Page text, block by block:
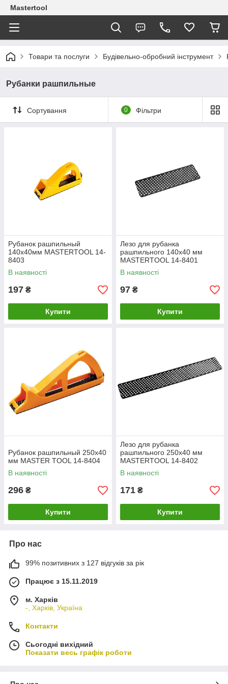
Mastertool
Товари та послуги Будівельно-обробний інструмент
Рубанки рашпильные
Сортування 0 Фільтри
Рубанок рашпильный
140х40мм MASTERTOOL 14-
8403
В наявності
197 ₴
Купити
Лезо для рубанка
рашпильного 140х40 мм
MASTERTOOL 14-8401
В наявності
97 ₴
Купити
Рубанок рашпильный 250х40
мм MASTER TOOL 14-8404
В наявності
296 ₴
Купити
Лезо для рубанка
рашпильного 250х40 мм
MASTERTOOL 14-8402
В наявності
171 ₴
Купити
Про нас
99% позитивних з 127 відгуків за рік
Працює з 15.11.2019
м. Харків
-, Харків, Україна
Контакти
Сьогодні вихідний
Показати весь графік роботи